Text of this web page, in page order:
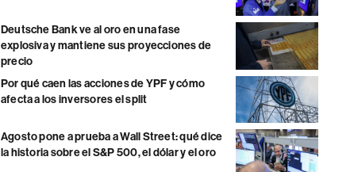
Deutsche Bank ve al oro en una fase
explosiva y mantiene sus proyecciones de
precio
Por qué caen las acciones de YPF y cómo
afecta a los inversores el split
Agosto pone a prueba a Wall Street: qué dice
la historia sobre el S&P 500, el dólar y el oro